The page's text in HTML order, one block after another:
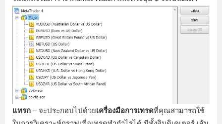
แทรก – จะประกอบไปด้วยเครื่องมือการเทรดที่คุณสามารถใช้